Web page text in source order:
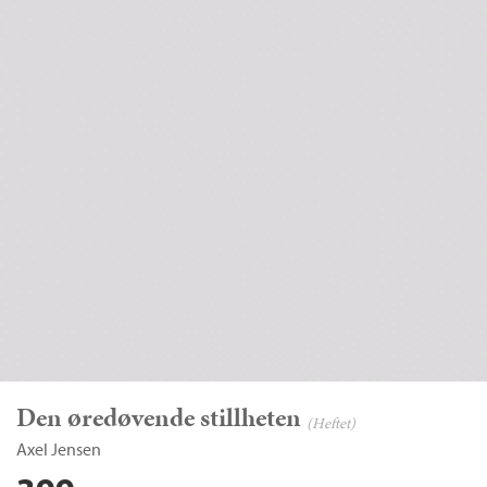
Den øredøvende stillheten (Heftet)
Axel Jensen